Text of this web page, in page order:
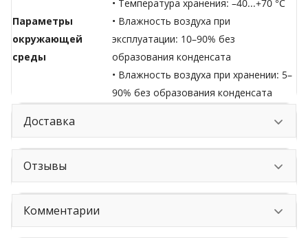
Параметры
окружающей
среды
• Температура хранения: –40...+70 °C
• Влажность воздуха при
эксплуатации: 10–90% без
образования конденсата
• Влажность воздуха при хранении: 5–
90% без образования конденсата
Доставка
Отзывы
Комментарии